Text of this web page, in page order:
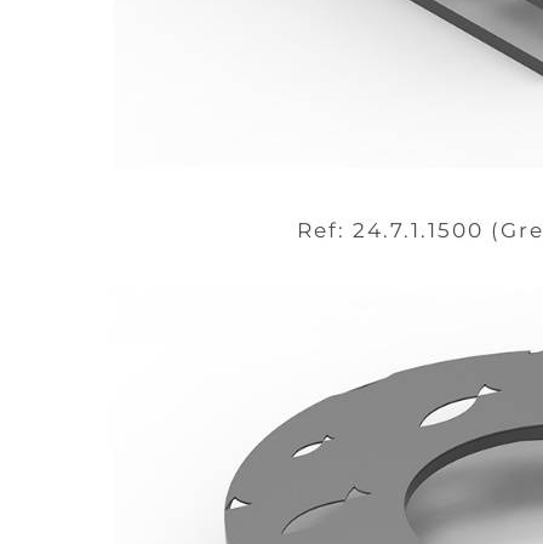
Ref: 24.7.1.1500